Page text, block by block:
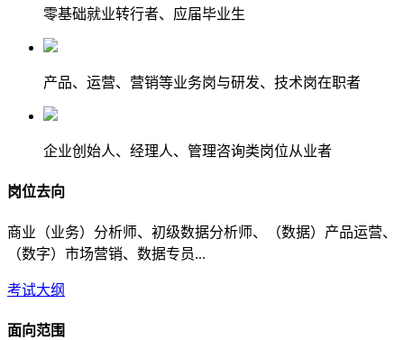
零基础就业转行者、应届毕业生
产品、运营、营销等业务岗与研发、技术岗在职者
企业创始人、经理人、管理咨询类岗位从业者
岗位去向
商业（业务）分析师、初级数据分析师、（数据）产品运营、
（数字）市场营销、数据专员...
考试大纲
面向范围